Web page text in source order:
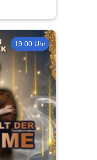
19:00 Uhr